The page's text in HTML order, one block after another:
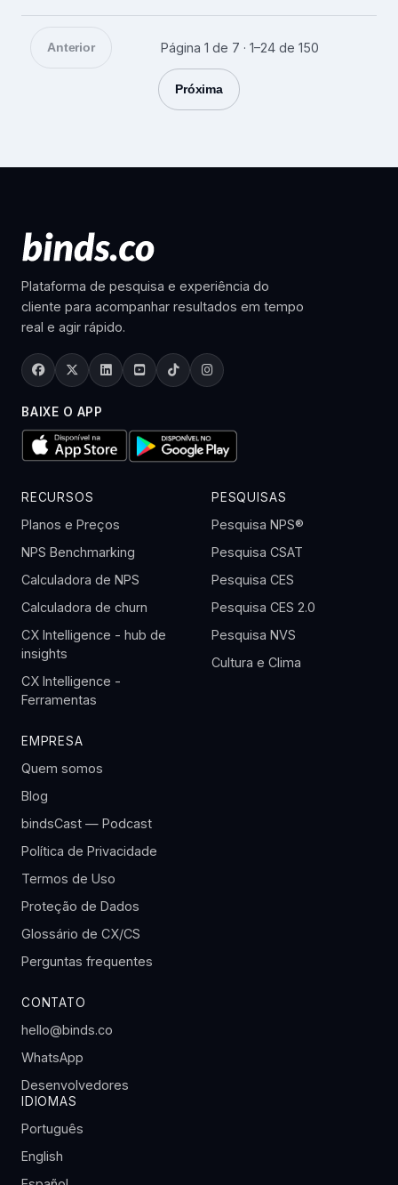
Anterior Página 1 de 7 · 1–24 de 150
Próxima
Plataforma de pesquisa e experiência do
cliente para acompanhar resultados em tempo
real e agir rápido.
BAIXE O APP
RECURSOS
Planos e Preços
NPS Benchmarking
Calculadora de NPS
Calculadora de churn
CX Intelligence - hub de
insights
CX Intelligence -
Ferramentas
PESQUISAS
Pesquisa NPS®
Pesquisa CSAT
Pesquisa CES
Pesquisa CES 2.0
Pesquisa NVS
Cultura e Clima
EMPRESA
Quem somos
Blog
bindsCast — Podcast
Política de Privacidade
Termos de Uso
Proteção de Dados
Glossário de CX/CS
Perguntas frequentes
CONTATO
hello@binds.co
WhatsApp
Desenvolvedores
IDIOMAS
Português
English